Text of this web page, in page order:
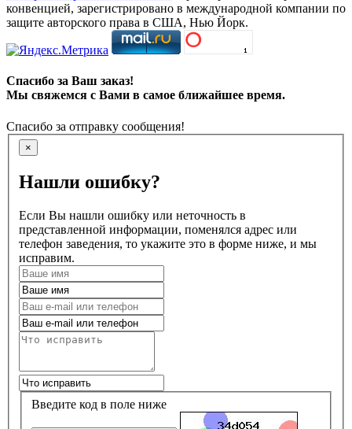
конвенцией, зарегистрировано в международной компании по
защите авторского права в США, Нью Йорк.
Спасибо за Ваш заказ!
Мы свяжемся с Вами в самое ближайшее время.
Спасибо за отправку сообщения!
×
Нашли ошибку?
Если Вы нашли ошибку или неточность в
представленной информации, поменялся адрес или
телефон заведения, то укажите это в форме ниже, и мы
исправим.
Введите код в поле ниже